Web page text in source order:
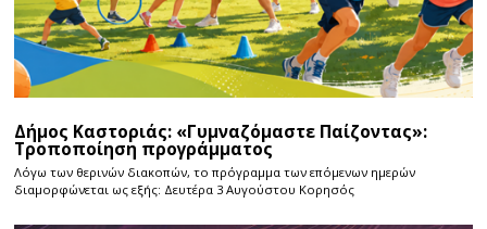
Δήμος Καστοριάς: «Γυμναζόμαστε Παίζοντας»:
Τροποποίηση προγράμματος
Λόγω των θερινών διακοπών, το πρόγραμμα των επόμενων ημερών
διαμορφώνεται ως εξής: Δευτέρα 3 Αυγούστου Κορησός